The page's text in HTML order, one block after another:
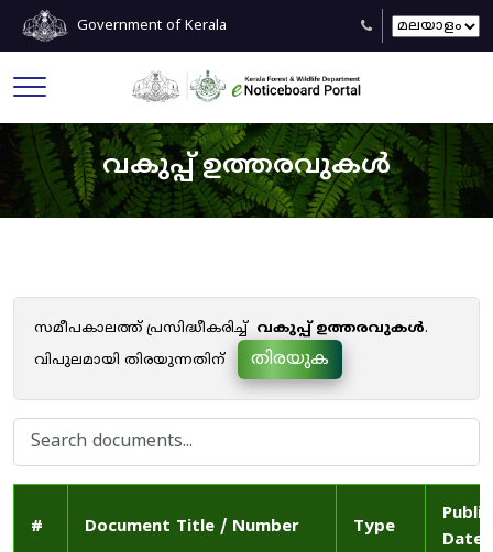
Government of Kerala
വകുപ്പ് ഉത്തരവുകൾ
സമീപകാലത്ത് പ്രസിദ്ധീകരിച്ച് വകുപ്പ് ഉത്തരവുകൾ.
വിപുലമായി തിരയുന്നതിന്
തിരയുക
# Document Title / Number Type
Date